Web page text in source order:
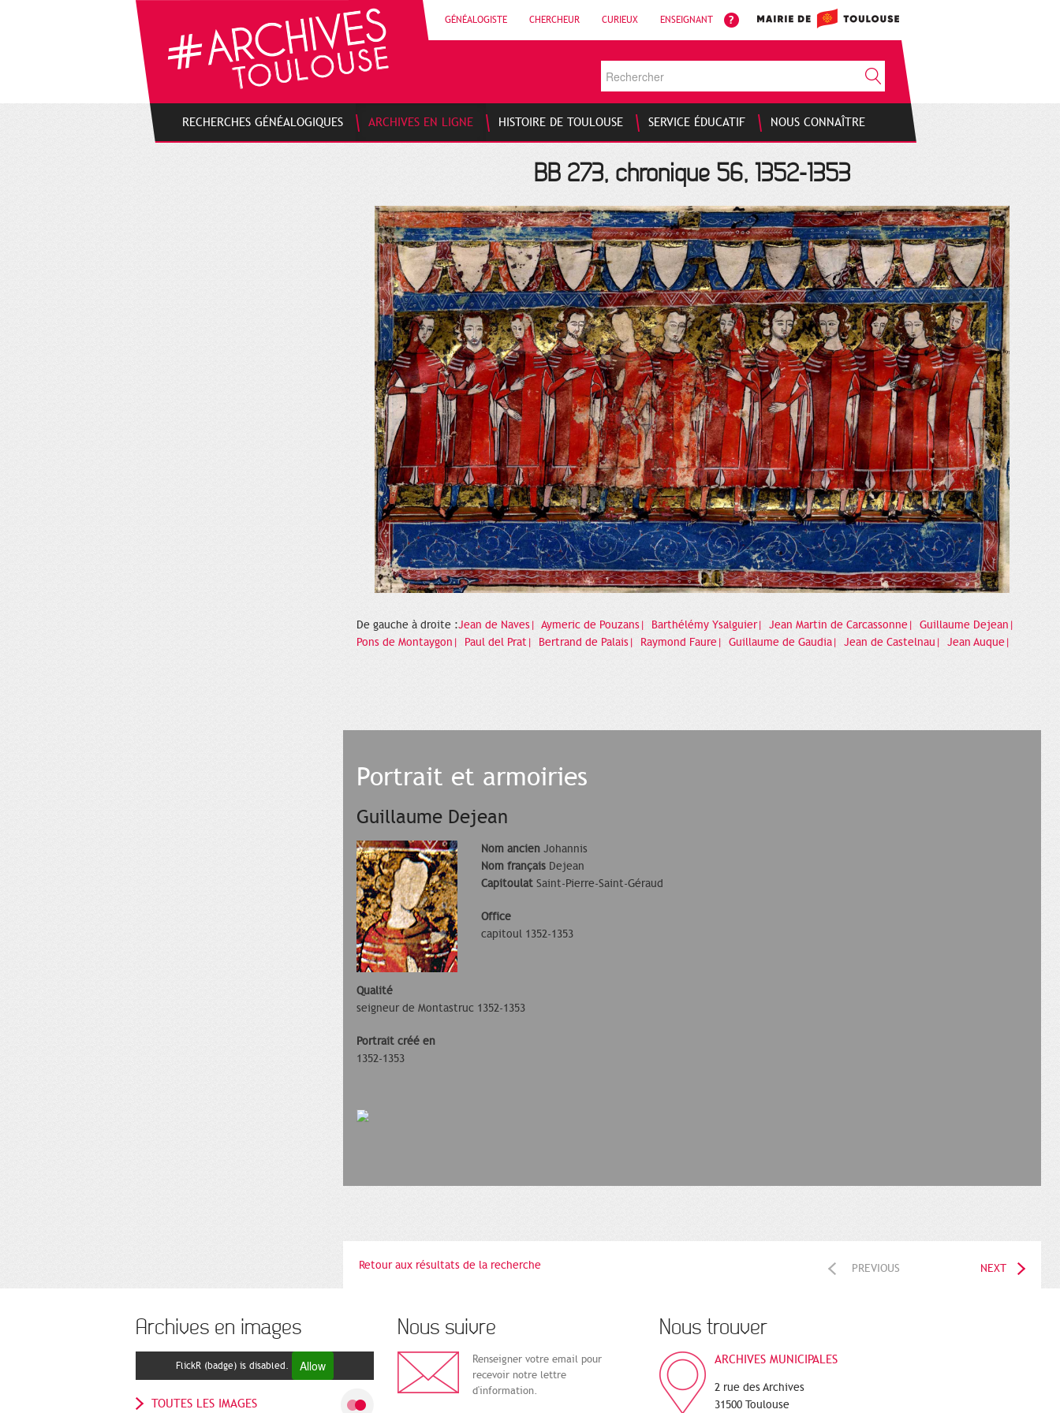
GÉNÉALOGISTE CHERCHEUR CURIEUX ENSEIGNANT
RECHERCHES GÉNÉALOGIQUES ARCHIVES EN LIGNE HISTOIRE DE TOULOUSE SERVICE ÉDUCATIF NOUS CONNAÎTRE
BB 273, chronique 56, 1352-1353
De gauche à droite :Jean de Naves| Aymeric de Pouzans| Barthélémy Ysalguier| Jean Martin de Carcassonne| Guillaume Dejean|
Pons de Montaygon|
Paul del Prat| Bertrand de Palais| Raymond Faure| Guillaume de Gaudia| Jean de Castelnau| Jean Auque|
Portrait et armoiries
Guillaume Dejean
Nom ancienJohannis
Nom français Dejean
CapitoulatSaint-Pierre-Saint-Géraud
Office
capitoul 1352-1353
Qualité
seigneur de Montastruc 1352-1353
Portrait créé en
1352-1353
Retour aux résultats de la recherche PREVIOUS NEXT
Archives en images
FlickR (badge) is disabled. Allow
TOUTES LES IMAGES
Nous suivre
Renseigner votre email pour
recevoir notre lettre
d'information.
Nous trouver
ARCHIVES MUNICIPALES
2 rue des Archives
31500 Toulouse
Cookies management panel